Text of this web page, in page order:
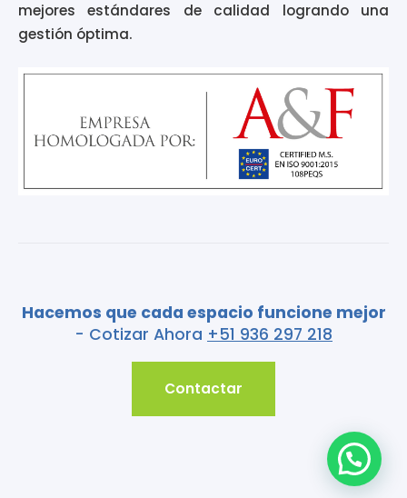
mejores estándares de calidad logrando una
gestión óptima.
Hacemos que cada espacio funcione mejor
- Cotizar Ahora +51 936 297 218
Contactar